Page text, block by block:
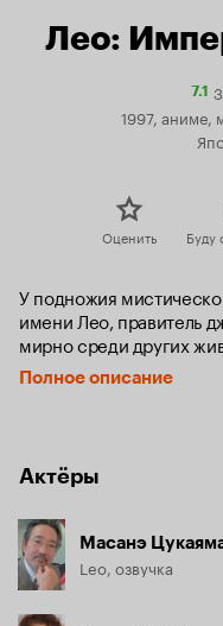
Лео:
7.1
7.1
1997, аниме,
Оценить Буду
У подножия
имени Лео, правитель
мирно среди других
Люди, вошедшие во
безжалостными
сопротивление.
Полное описание
Актёры
Масанэ
Leo, озвучка